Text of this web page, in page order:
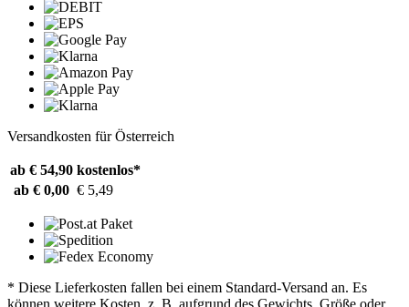
Versandkosten für Österreich
ab € 54,90 kostenlos*
ab € 0,00 € 5,49
* Diese Lieferkosten fallen bei einem Standard-Versand an. Es